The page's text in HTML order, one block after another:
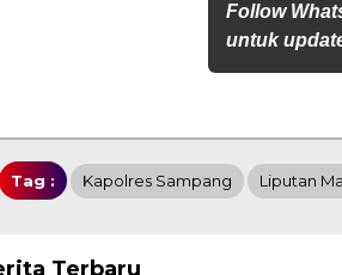
Follow
untuk
Tag : Kapolres Sampang Liputan
Terbaru